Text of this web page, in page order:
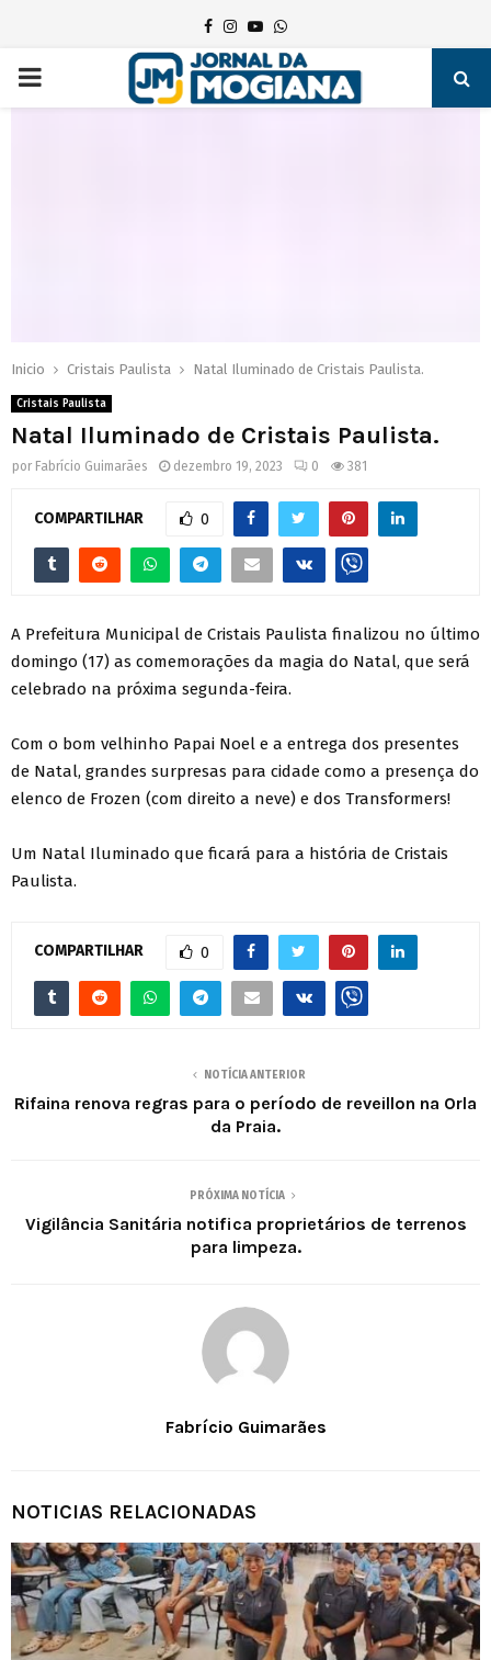
Facebook
Instagram
YoutubeWhatsapp
PRIMARY
Inicio Cristais Paulista Natal Iluminado de Cristais Paulista.
Cristais Paulista
Natal Iluminado de Cristais Paulista.
por Fabrício Guimarães dezembro 19, 2023 0 381
COMPARTILHAR 0
A Prefeitura Municipal de Cristais Paulista finalizou no último
domingo (17) as comemorações da magia do Natal, que será
celebrado na próxima segunda-feira.
Com o bom velhinho Papai Noel e a entrega dos presentes
de Natal, grandes surpresas para cidade como a presença do
elenco de Frozen (com direito a neve) e dos Transformers!
Um Natal Iluminado que ficará para a história de Cristais
Paulista.
COMPARTILHAR 0
NOTÍCIA ANTERIOR
Rifaina renova regras para o período de reveillon na Orla
da Praia.
PRÓXIMA NOTÍCIA
Vigilância Sanitária notifica proprietários de terrenos
para limpeza.
Fabrício Guimarães
NOTICIAS RELACIONADAS